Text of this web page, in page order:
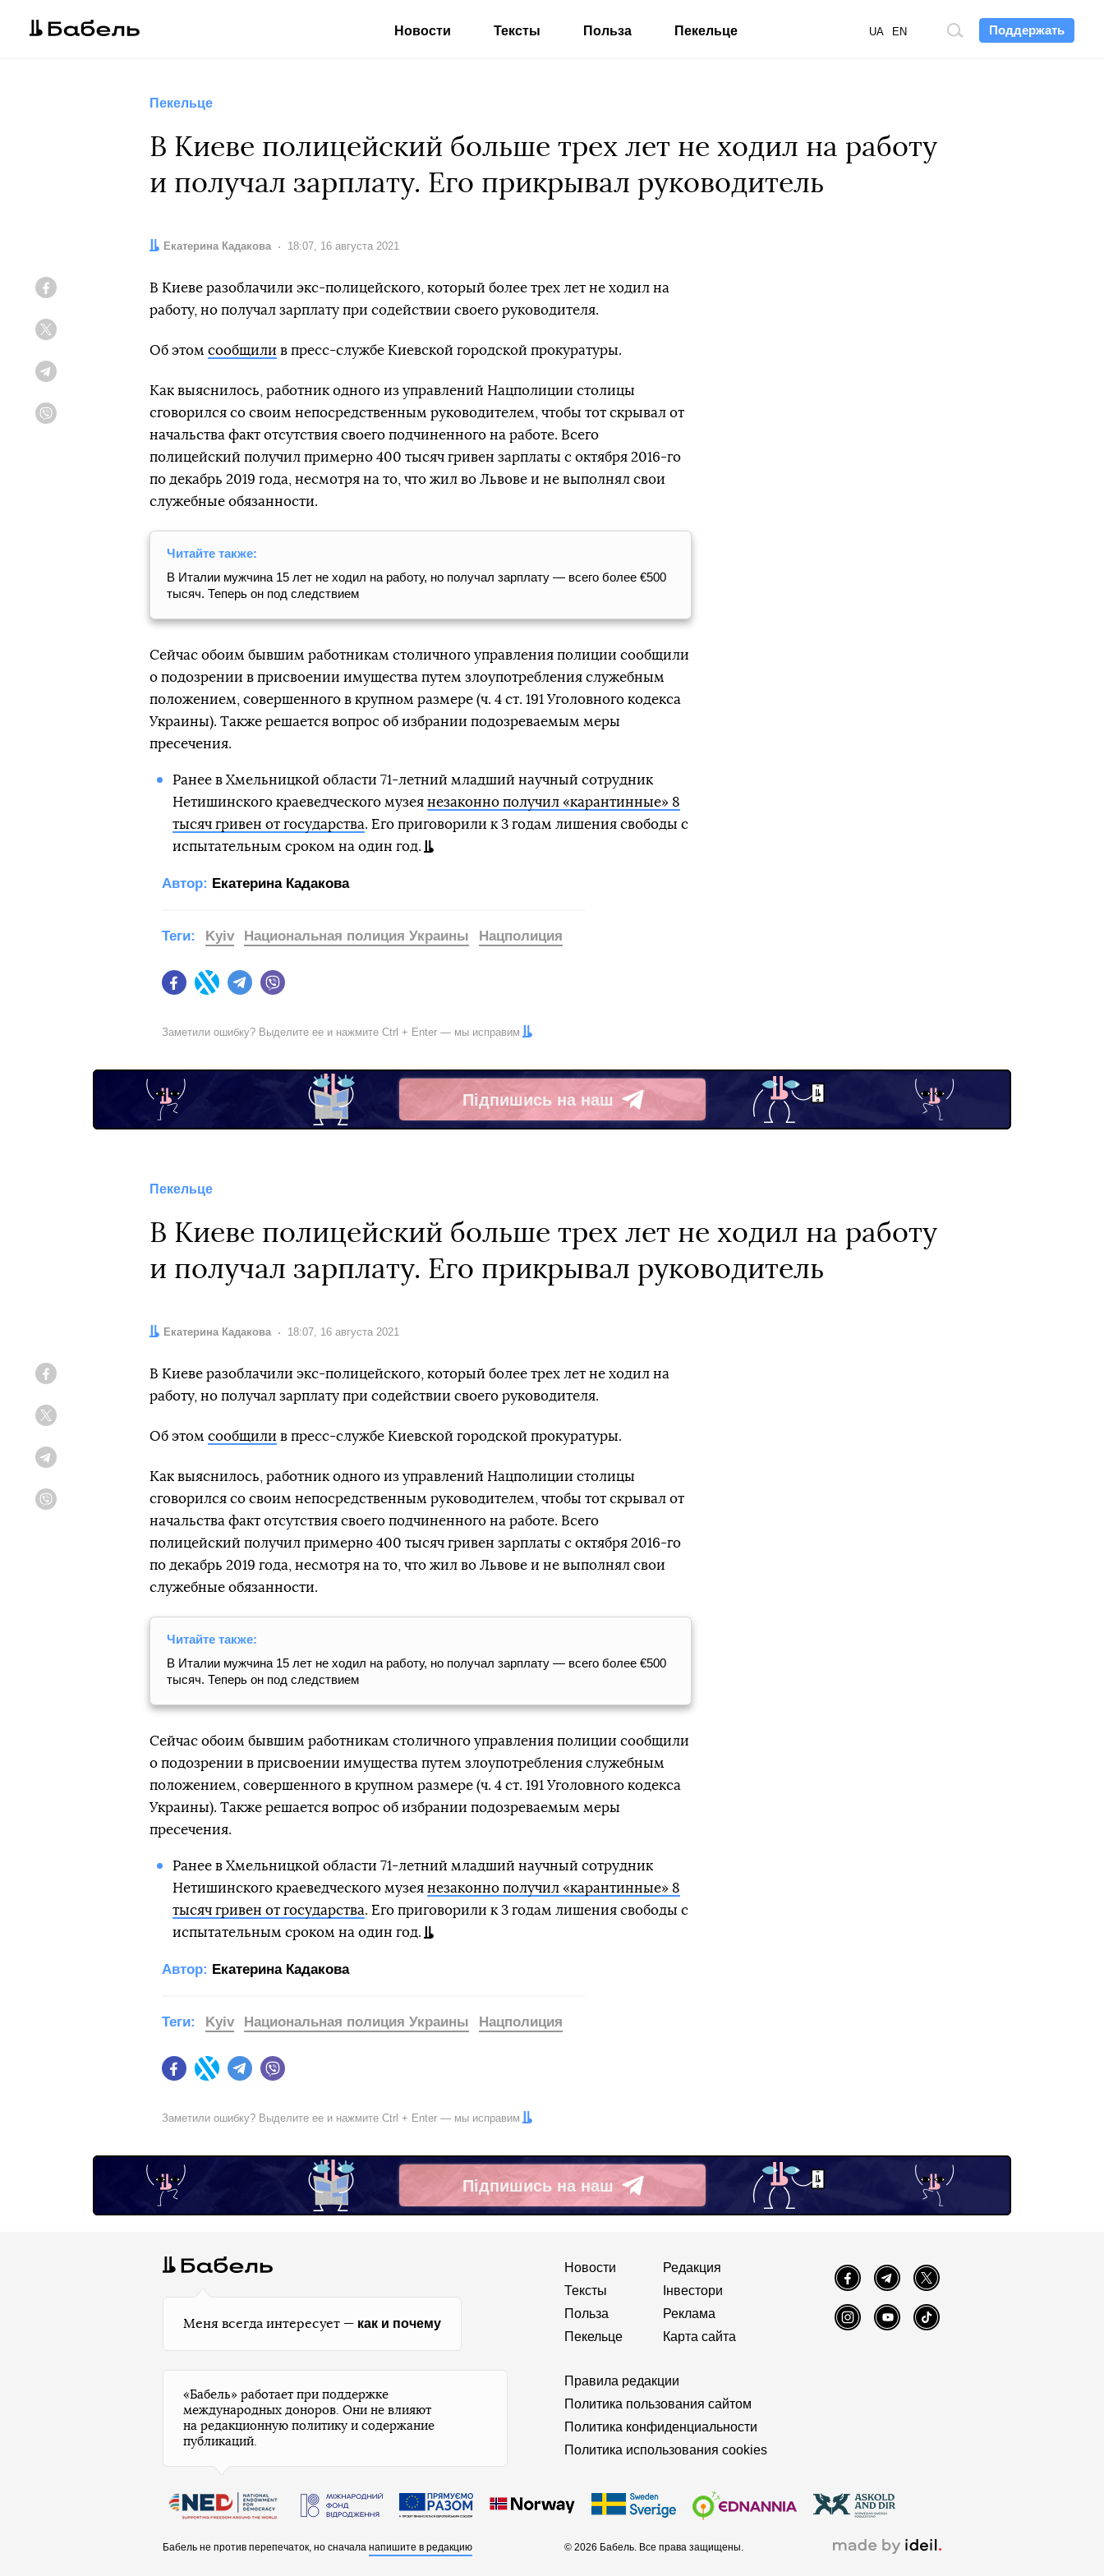
Поддержать
Поиск
UA EN
Новости Тексты Польза Пекельце
Пекельце
В Киеве полицейский больше трех лет не ходил на работу
и получал зарплату. Его прикрывал руководитель
Автор:
Екатерина Кадакова Дата:
18:07, 16 августа 2021
В Киеве разоблачили экс-полицейского, который более трех лет не ходил на
работу, но получал зарплату при содействии своего руководителя.
Об этом сообщили в пресс-службе Киевской городской прокуратуры.
Как выяснилось, работник одного из управлений Нацполиции столицы
сговорился со своим непосредственным руководителем, чтобы тот скрывал от
начальства факт отсутствия своего подчиненного на работе. Всего
полицейский получил примерно 400 тысяч гривен зарплаты с октября 2016-го
по декабрь 2019 года, несмотря на то, что жил во Львове и не выполнял свои
служебные обязанности.
Читайте также:
В Италии мужчина 15 лет не ходил на работу, но получал зарплату — всего более €500
тысяч. Теперь он под следствием
Сейчас обоим бывшим работникам столичного управления полиции сообщили
о подозрении в присвоении имущества путем злоупотребления служебным
положением, совершенного в крупном размере (ч. 4 ст. 191 Уголовного кодекса
Украины). Также решается вопрос об избрании подозреваемым меры
пресечения.
Ранее в Хмельницкой области 71-летний младший научный сотрудник
Нетишинского краеведческого музея незаконно получил «карантинные» 8
тысяч гривен от государства. Его приговорили к 3 годам лишения свободы с
испытательным сроком на один год.
Автор: Екатерина Кадакова
FacebookTwitter Telegram
Теги: Kyiv Национальная полиция Украины Нацполиция
Заметили ошибку? Выделите ее и нажмите Ctrl + Enter — мы исправим
Підпишись на наш
Telegram
Пекельце
В Киеве полицейский больше трех лет не ходил на работу
и получал зарплату. Его прикрывал руководитель
Автор:
Екатерина Кадакова Дата:
18:07, 16 августа 2021
В Киеве разоблачили экс-полицейского, который более трех лет не ходил на
работу, но получал зарплату при содействии своего руководителя.
Об этом сообщили в пресс-службе Киевской городской прокуратуры.
Как выяснилось, работник одного из управлений Нацполиции столицы
сговорился со своим непосредственным руководителем, чтобы тот скрывал от
начальства факт отсутствия своего подчиненного на работе. Всего
полицейский получил примерно 400 тысяч гривен зарплаты с октября 2016-го
по декабрь 2019 года, несмотря на то, что жил во Львове и не выполнял свои
служебные обязанности.
Читайте также:
В Италии мужчина 15 лет не ходил на работу, но получал зарплату — всего более €500
тысяч. Теперь он под следствием
Сейчас обоим бывшим работникам столичного управления полиции сообщили
о подозрении в присвоении имущества путем злоупотребления служебным
положением, совершенного в крупном размере (ч. 4 ст. 191 Уголовного кодекса
Украины). Также решается вопрос об избрании подозреваемым меры
пресечения.
Ранее в Хмельницкой области 71-летний младший научный сотрудник
Нетишинского краеведческого музея незаконно получил «карантинные» 8
тысяч гривен от государства. Его приговорили к 3 годам лишения свободы с
испытательным сроком на один год.
Автор: Екатерина Кадакова
FacebookTwitter Telegram
Теги: Kyiv Национальная полиция Украины Нацполиция
Заметили ошибку? Выделите ее и нажмите Ctrl + Enter — мы исправим
Підпишись на наш
Telegram
Меня всегда интересует — как и почему
Новости
Тексты
Польза
Пекельце
Редакция
Інвестори
Реклама
Карта сайта
FacebookTelegram Twitter
InstagramYouTube TikTok
Правила редакции
Политика пользования сайтом
Политика конфиденциальности
Политика использования cookies
«Бабель» работает при поддержке
международных доноров. Они не влияют
на редакционную политику и содержание
публикаций.
© 2026 Бабель. Все права защищены.
Бабель не против перепечаток, но сначала напишите в редакцию